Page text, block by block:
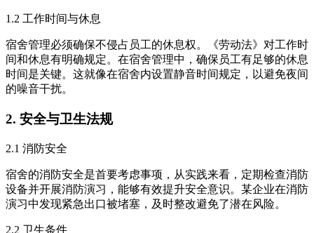
1.2 工作时间与休息
宿舍管理必须确保不侵占员工的休息权。《劳动法》对工作时
间和休息有明确规定。在宿舍管理中，确保员工有足够的休息
时间是关键。这就像在宿舍内设置静音时间规定，以避免夜间
的噪音干扰。
2. 安全与卫生法规
2.1 消防安全
宿舍的消防安全是首要考虑事项，从实践来看，定期检查消防
设备并开展消防演习，能够有效提升安全意识。某企业在消防
演习中发现紧急出口被堵塞，及时整改避免了潜在风险。
2.2 卫生条件